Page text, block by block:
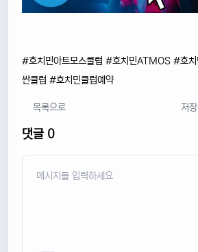
#호치민아트모스클럽 #호치민ATMOS #호치
싼클럽 #호치민클럽예약
목록으로 저장
댓글 0